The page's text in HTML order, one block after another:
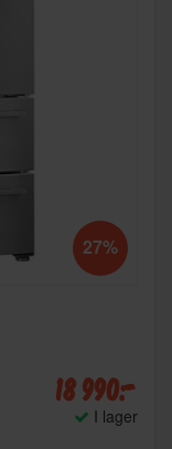
27%
18 990:-
I lager